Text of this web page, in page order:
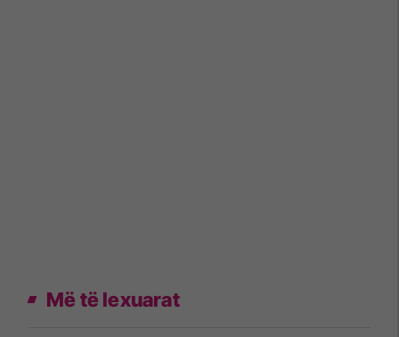
Më të lexuarat